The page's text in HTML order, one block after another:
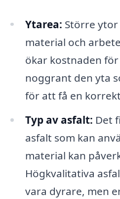
Ytarea: Större
material och
ökar kostnaden
noggrant den yta
för att få en
Typ av asfalt: Det
asfalt som kan
material kan
Högkvalitativa
vara dyrare, men